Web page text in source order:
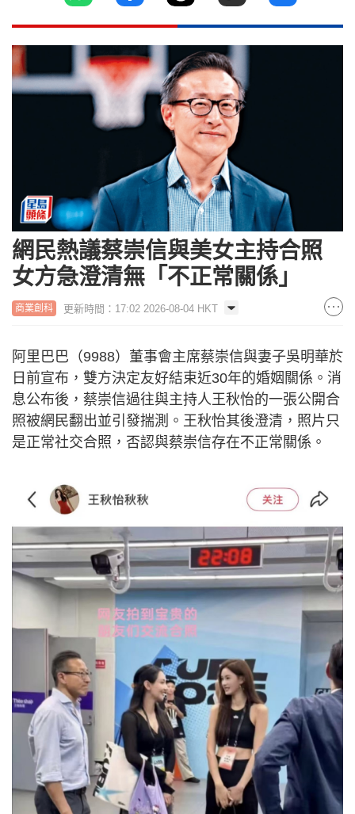
網民熱議蔡崇信與美女主持合照
女方急澄清無「不正常關係」
商業創科 更新時間：17:02 2026-08-04 HKT
阿里巴巴（9988）董事會主席蔡崇信與妻子吳明華於
日前宣布，雙方決定友好結束近30年的婚姻關係。消
息公布後，蔡崇信過往與主持人王秋怡的一張公開合
照被網民翻出並引發揣測。王秋怡其後澄清，照片只
是正常社交合照，否認與蔡崇信存在不正常關係。